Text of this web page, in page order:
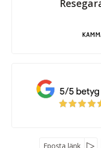
Eposta länk